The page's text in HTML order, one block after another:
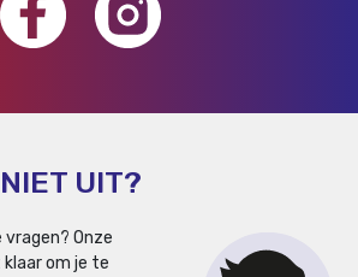
UIT?
vragen? Onze
om je te